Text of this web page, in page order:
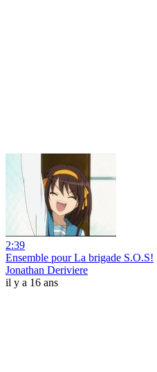
2:39
Ensemble pour La brigade S.O.S!
Jonathan Deriviere
il y a 16 ans